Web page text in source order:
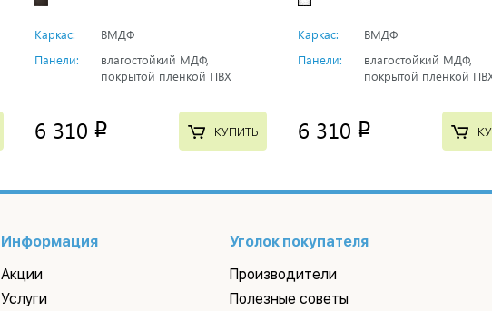
Каркас:
ВМДФ
Панели:
влагостойкий МДФ,
покрытой пленкой ПВХ
6 310 p КУПИТЬ
Каркас:
ВМДФ
Панели:
влагостойкий МДФ,
покрытой пленкой
6 310 p
Информация
Акции
Услуги
Уголок покупателя
Производители
Полезные советы